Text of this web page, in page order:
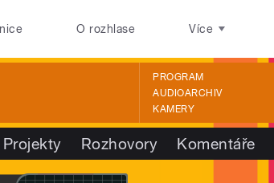
O rozhlase Více
PROGRAM
AUDIOARCHIV
KAMERY
Projekty Rozhovory Komentáře